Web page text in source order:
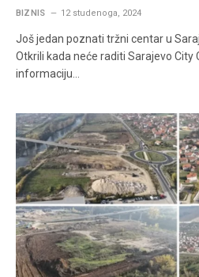
BIZNIS 12 studenoga, 2024
Još jedan poznati tržni centar u
Otkrili kada neće raditi Sarajevo City
informaciju…